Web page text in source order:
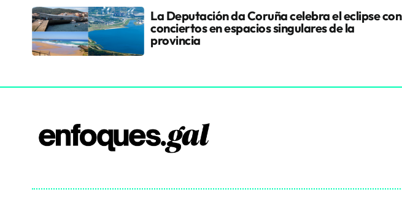
La Deputación da Coruña celebra el eclipse con
conciertos en espacios singulares de la
provincia